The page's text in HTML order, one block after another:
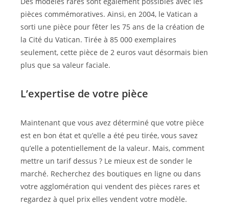
pièces commémoratives. Ainsi, en 2004, le Vatican a
sorti une pièce pour fêter les 75 ans de la création de
la Cité du Vatican. Tirée à 85 000 exemplaires
seulement, cette pièce de 2 euros vaut désormais bien
plus que sa valeur faciale.
L’expertise de votre pièce
Maintenant que vous avez déterminé que votre pièce
est en bon état et qu’elle a été peu tirée, vous savez
qu’elle a potentiellement de la valeur. Mais, comment
mettre un tarif dessus ? Le mieux est de sonder le
marché. Recherchez des boutiques en ligne ou dans
votre agglomération qui vendent des pièces rares et
regardez à quel prix elles vendent votre modèle.